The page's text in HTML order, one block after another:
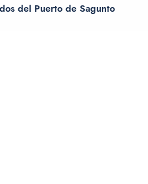
del Puerto de Sagunto